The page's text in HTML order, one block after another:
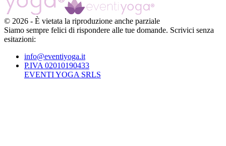
© 2026 - È vietata la riproduzione anche parziale
Siamo sempre felici di rispondere alle tue domande. Scrivici senza
esitazioni:
info@eventiyoga.it
P.IVA 02010190433
EVENTI YOGA SRLS